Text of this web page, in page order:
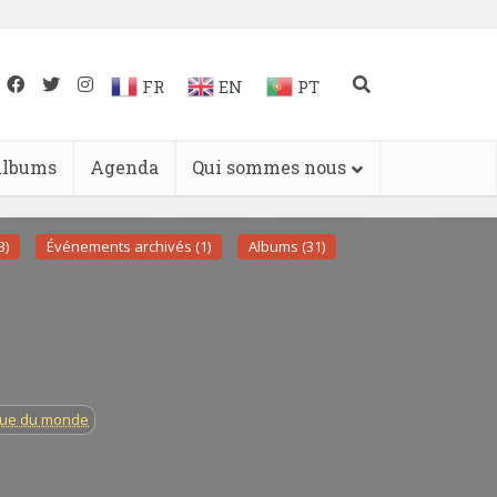
FR EN PT
Agenda Qui sommes nous
Événements archivés (1) Albums (31)
du monde